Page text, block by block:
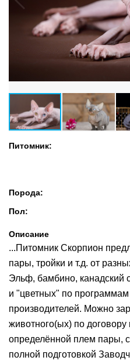
Питомник:
Порода:
Пол:
Описание
...Питомник Скорпион
пары, тройки и т.д. от
Эльф, бамбино, канадский
и "цветных" по
производителей. Можно
животного(ых) по договору
определённой плем пары,
полной подготовкой